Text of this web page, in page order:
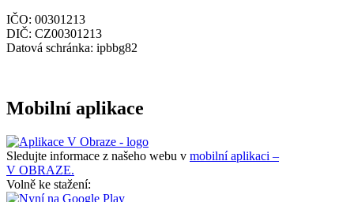
IČO: 00301213
DIČ: CZ00301213
Datová schránka: ipbbg82
Mobilní aplikace
Sledujte informace z našeho webu v mobilní aplikaci –
V OBRAZE.
Volně ke stažení: